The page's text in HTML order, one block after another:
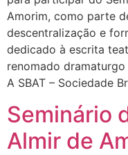
Amorim, como parte
descentralização e
dedicado à escrita
renomado
A SBAT – Sociedade
Seminário
Almir de